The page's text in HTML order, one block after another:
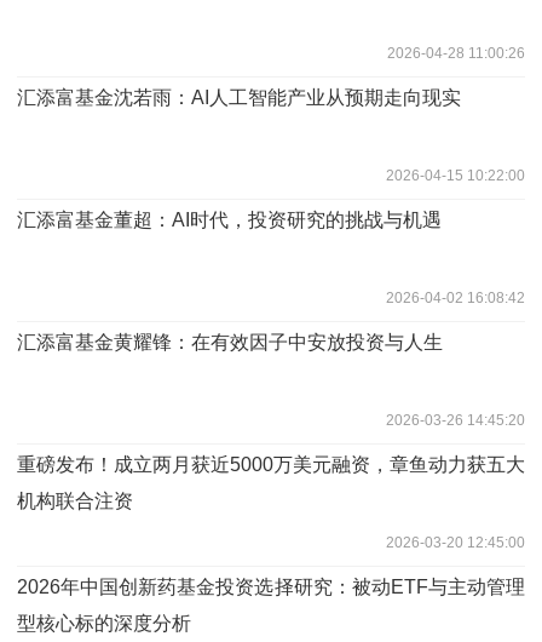
2026-04-28 11:00:26
汇添富基金沈若雨：AI人工智能产业从预期走向现实
2026-04-15 10:22:00
汇添富基金董超：AI时代，投资研究的挑战与机遇
2026-04-02 16:08:42
汇添富基金黄耀锋：在有效因子中安放投资与人生
2026-03-26 14:45:20
​重磅发布！成立两月获近5000万美元融资，章鱼动力获五大
机构联合注资
2026-03-20 12:45:00
2026年中国创新药基金投资选择研究：被动ETF与主动管理
型核心标的深度分析